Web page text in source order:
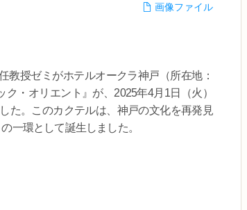
画像ファイル
教授ゼミがホテルオークラ神戸（所在地：
・オリエント』が、2025年4月1日（火）
た。このカクテルは、神戸の文化を再発見
一環として誕生しました。